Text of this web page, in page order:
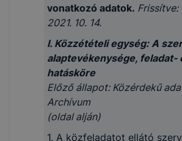
4. A fentiek szerinti
gazdálkodó
szervezetekben a
közfeladatot ellátó
szerv részesedésének
mértéke
1.4. Közalapítványok
vonatkozó adatok. Frissítve:
2021. 10. 14.
I. Közzétételi egység: A
alaptevékenysége, feladat-
hatásköre
Előző állapot: Közérdekű
Archívum
(oldal alján)
1. A közfeladatot ellátó szerv